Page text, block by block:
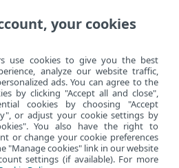
> Nouvelles
PROTECT On-
ordinateur de bureau
your cookies
use cookies to give you the best
analyze our website traffic,
ads. You can agree to the
by clicking "Accept all and close",
cookies by choosing "Accept
or adjust your cookie settings by
You also have the right to
or change your cookie preferences
"Manage cookies" link in our website
settings (if available). For more